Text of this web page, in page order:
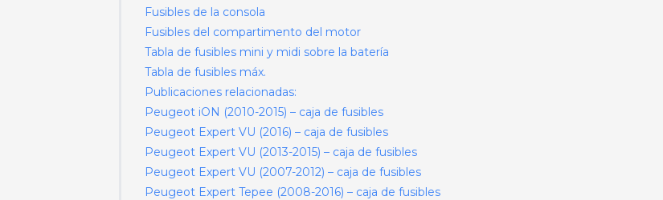
Fusibles de la consola
Fusibles del compartimento del motor
Tabla de fusibles mini y midi sobre la batería
Tabla de fusibles máx.
Publicaciones relacionadas:
Peugeot iON (2010-2015) – caja de fusibles
Peugeot Expert VU (2016) – caja de fusibles
Peugeot Expert VU (2013-2015) – caja de fusibles
Peugeot Expert VU (2007-2012) – caja de fusibles
Peugeot Expert Tepee (2008-2016) – caja de fusibles